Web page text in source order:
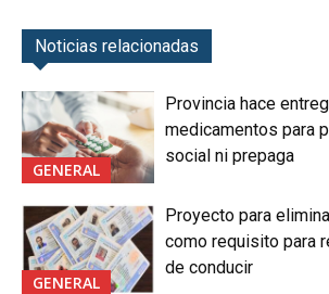
Noticias relacionadas
GENERAL
Provincia hace
medicamentos para
social ni prepaga
GENERAL
Proyecto para
como requisito para
de conducir